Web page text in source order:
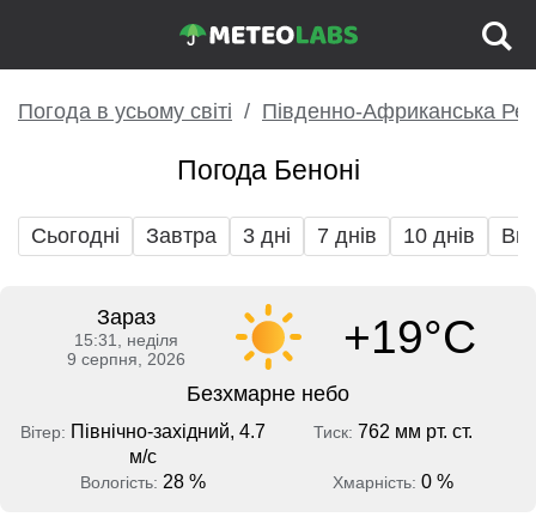
Погода в усьому світі Південно-Африканська
Погода Беноні
Сьогодні Завтра 3 дні 7 днів 10 днів
Зараз
15:31, неділя
9 серпня, 2026
+19°C
Безхмарне небо
Вітер: Північно-західний, 4.7
м/с
Тиск: 762 мм рт. ст.
Вологість: 28 % Хмарність: 0 %